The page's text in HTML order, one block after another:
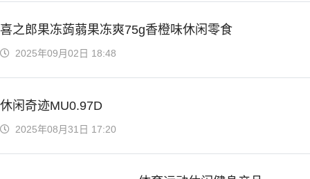
喜之郎果冻蒟蒻果冻爽75g香橙味休闲零食
2025年09月02日 18:48
休闲奇迹MU0.97D
2025年08月31日 17:20